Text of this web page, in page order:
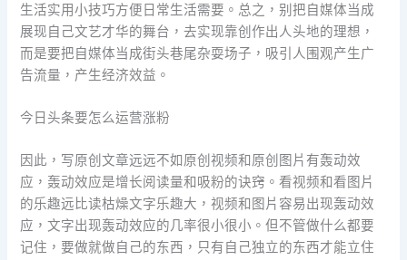
生活实用小技巧方便日常生活需要。总之，别把自媒体当成
展现自己文艺才华的舞台，去实现靠创作出人头地的理想，
而是要把自媒体当成街头巷尾杂耍场子，吸引人围观产生广
告流量，产生经济效益。
今日头条要怎么运营涨粉
因此，写原创文章远远不如原创视频和原创图片有轰动效
应，轰动效应是增长阅读量和吸粉的诀窍。看视频和看图片
的乐趣远比读枯燥文字乐趣大，视频和图片容易出现轰动效
应，文字出现轰动效应的几率很小很小。但不管做什么都要
记住，要做就做自己的东西，只有自己独立的东西才能立住